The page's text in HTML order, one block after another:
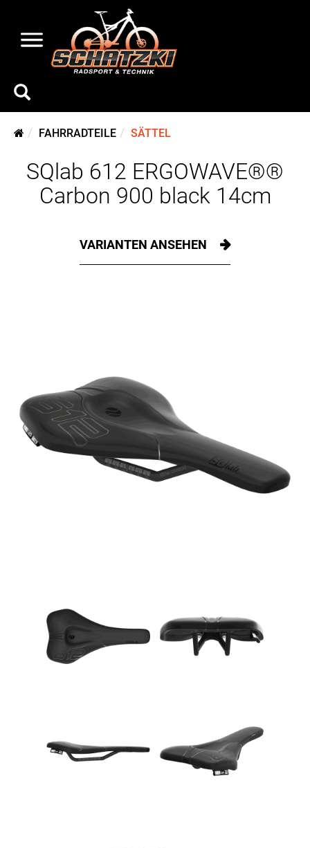
FAHRRADTEILE SÄTTEL
SQlab 612 ERGOWAVE®®
Carbon 900 black 14cm
VARIANTEN ANSEHEN